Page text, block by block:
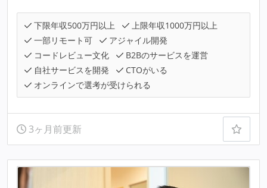
下限年収500万円以上
上限年収1000万円以上
一部リモート可
アジャイル開発
コードレビュー文化
B2Bのサービスを運営
自社サービスを開発
CTOがいる
オンラインで選考が受けられる
3ヶ月前更新